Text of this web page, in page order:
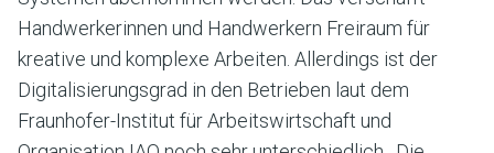
Handwerkerinnen und Handwerkern Freiraum für
kreative und komplexe Arbeiten. Allerdings ist der
Digitalisierungsgrad in den Betrieben laut dem
Fraunhofer-Institut für Arbeitswirtschaft und